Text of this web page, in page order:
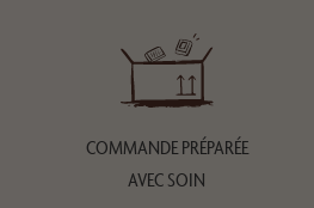
COMMANDE PRÉPARÉE
AVEC SOIN